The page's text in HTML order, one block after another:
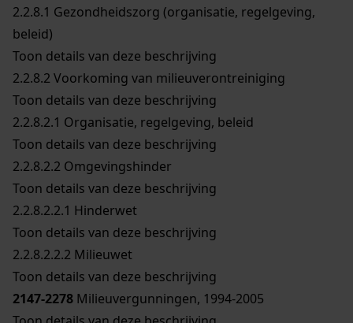
2.2.8.1 Gezondheidszorg (organisatie, regelgeving,
beleid)
Toon details van deze beschrijving
2.2.8.2 Voorkoming van milieuverontreiniging
Toon details van deze beschrijving
2.2.8.2.1 Organisatie, regelgeving, beleid
Toon details van deze beschrijving
2.2.8.2.2 Omgevingshinder
Toon details van deze beschrijving
2.2.8.2.2.1 Hinderwet
Toon details van deze beschrijving
2.2.8.2.2.2 Milieuwet
Toon details van deze beschrijving
2147-2278 Milieuvergunningen, 1994-2005